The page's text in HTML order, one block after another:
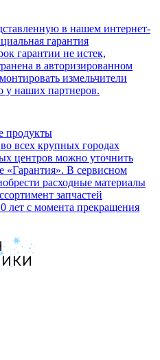
в нашем интернет-
гарантия
гарантии не истек,
в авторизированном
измельчители
наших партнеров.
продукты
всех крупных городах
центров можно уточнить
«Гарантия». В сервисном
расходные материалы
запчастей
лет с момента прекращения